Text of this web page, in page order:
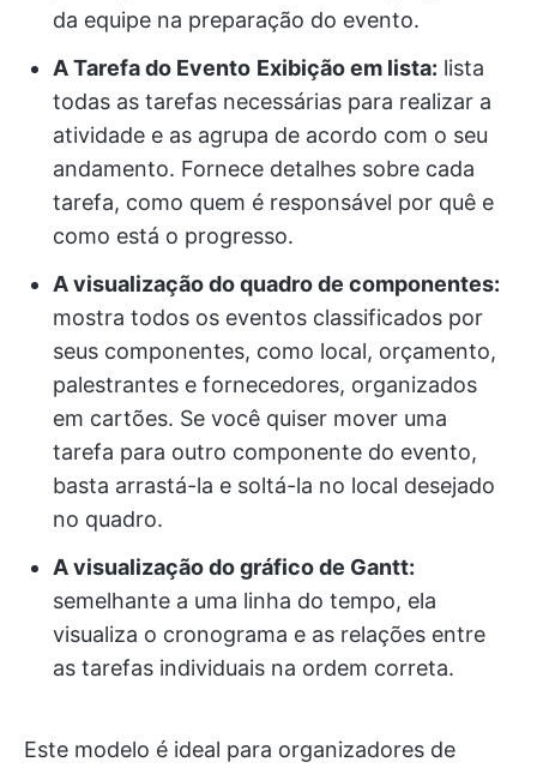
da equipe na preparação do evento.
A Tarefa do Evento Exibição em lista: lista
todas as tarefas necessárias para realizar a
atividade e as agrupa de acordo com o seu
andamento. Fornece detalhes sobre cada
tarefa, como quem é responsável por quê e
como está o progresso.
A visualização do quadro de componentes:
mostra todos os eventos classificados por
seus componentes, como local, orçamento,
palestrantes e fornecedores, organizados
em cartões. Se você quiser mover uma
tarefa para outro componente do evento,
basta arrastá-la e soltá-la no local desejado
no quadro.
A visualização do gráfico de Gantt:
semelhante a uma linha do tempo, ela
visualiza o cronograma e as relações entre
as tarefas individuais na ordem correta.
Este modelo é ideal para organizadores de